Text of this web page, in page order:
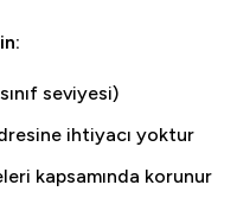
seviyesi)
ihtiyacı yoktur
kapsamında korunur